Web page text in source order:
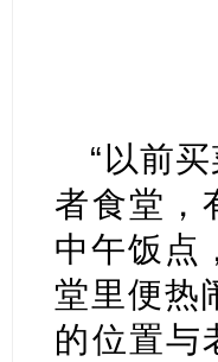
“以前
者食堂，
中午饭点
堂里便热
的位置与